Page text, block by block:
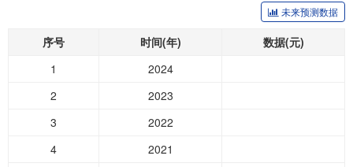
未来预测数据
序号 时间(年)
数据(元)
1
2024
2
2023
3
2022
4
2021